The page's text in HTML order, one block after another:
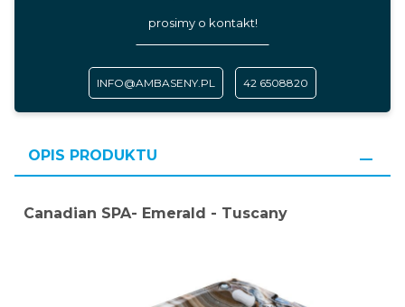
prosimy o kontakt!
INFO@AMBASENY.PL 42 6508820
OPIS PRODUKTU
Canadian SPA- Emerald - Tuscany